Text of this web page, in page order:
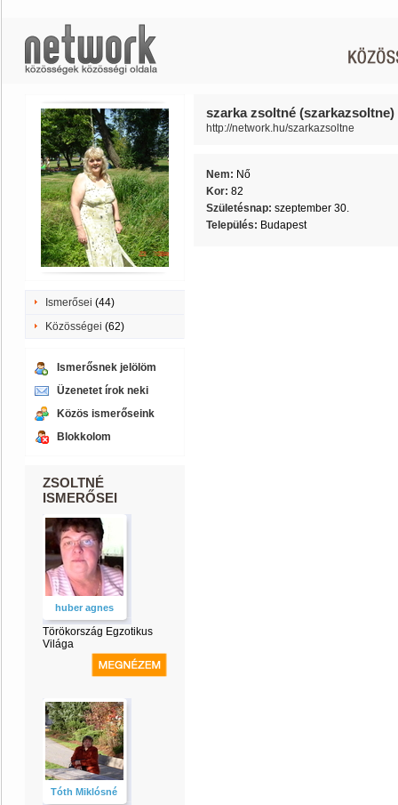
Ismerősei (44)
Közösségei (62)
Ismerősnek jelölöm
Üzenetet írok neki
Közös ismerőseink
Blokkolom
ZSOLTNÉ
ISMERŐSEI
huber agnes
Törökország Egzotikus
Világa
Tóth Miklósné
szarka zsoltné (szarkazsoltne)
http://network.hu/szarkazsoltne
Nem: Nő
Kor: 82
Születésnap: szeptember 30.
Település: Budapest